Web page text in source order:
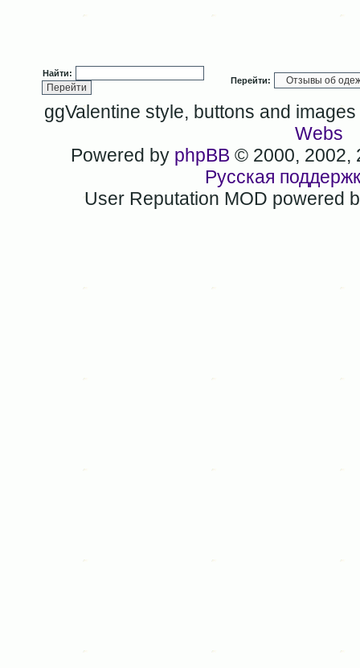
Найти:
Перейти:
ggValentine style, buttons and
Webs
Powered by phpBB © 2000, 2002,
Русская
User Reputation MOD powered